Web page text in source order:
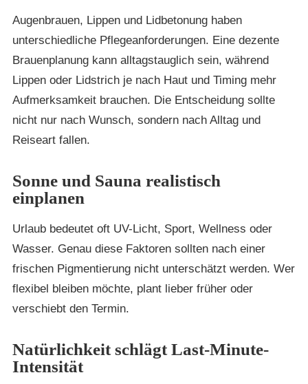
Augenbrauen, Lippen und Lidbetonung haben
unterschiedliche Pflegeanforderungen. Eine dezente
Brauenplanung kann alltagstauglich sein, während
Lippen oder Lidstrich je nach Haut und Timing mehr
Aufmerksamkeit brauchen. Die Entscheidung sollte
nicht nur nach Wunsch, sondern nach Alltag und
Reiseart fallen.
Sonne und Sauna realistisch
einplanen
Urlaub bedeutet oft UV-Licht, Sport, Wellness oder
Wasser. Genau diese Faktoren sollten nach einer
frischen Pigmentierung nicht unterschätzt werden. Wer
flexibel bleiben möchte, plant lieber früher oder
verschiebt den Termin.
Natürlichkeit schlägt Last-Minute-
Intensität